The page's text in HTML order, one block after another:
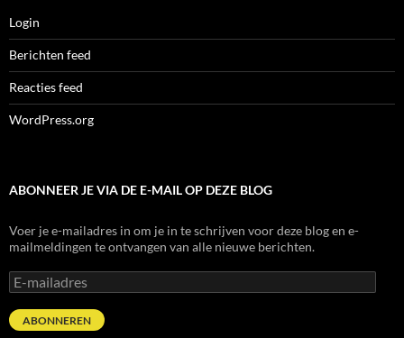
Login
Berichten feed
Reacties feed
WordPress.org
ABONNEER JE VIA DE E-MAIL OP DEZE BLOG
Voer je e-mailadres in om je in te schrijven voor deze blog en e-
mailmeldingen te ontvangen van alle nieuwe berichten.
E-
mailadres
ABONNEREN